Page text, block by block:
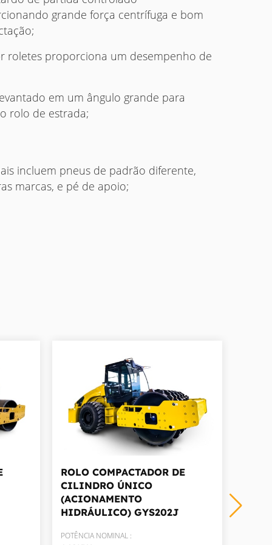
grande força centrífuga e bom
roletes proporciona um desempenho de
em um ângulo grande para
rolo de estrada;
incluem pneus de padrão diferente,
marcas, e pé de apoio;
ROLO COMPACTADOR DE
CILINDRO ÚNICO
(ACIONAMENTO
HIDRÁULICO) GYS202J
POTÊNCIA NOMINAL :